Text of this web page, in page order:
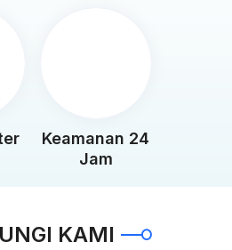
Keamanan 24
Jam
KAMI